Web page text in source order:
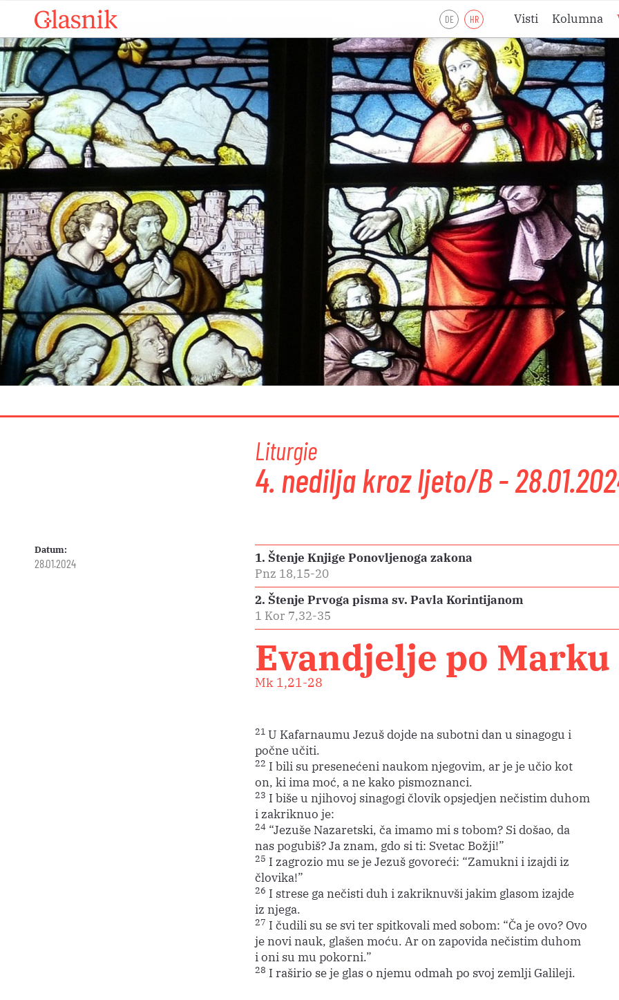
DE HR Visti Kolumna
Liturgijsko
Liturgijsko
Liturgijsko
Pobožnosti
Meditacije
Liturgie
4. nedilja kroz ljeto/B -
Datum:
28.01.2024
1. Štenje Knjige Ponovljenoga zakona
Pnz 18,15-20
2. Štenje Prvoga pisma sv. Pavla Korintijanom
1 Kor 7,32-35
Evandjelje po Marku
Mk 1,21-28
21 U Kafarnaumu Jezuš dojde na subotni dan u sinagogu i
počne učiti.
22 I bili su presenećeni naukom njegovim, ar je je učio kot
on, ki ima moć, a ne kako pismoznanci.
23 I biše u njihovoj sinagogi človik opsjedjen nečistim duhom
i zakriknuo je:
24“Jezuše Nazaretski, ča imamo mi s tobom? Si došao, da
nas pogubiš? Ja znam, gdo si ti: Svetac Božji!”
25 I zagrozio mu se je Jezuš govoreći: “Zamukni i izajdi iz
človika!”
26 I strese ga nečisti duh i zakriknuvši jakim glasom izajde
iz njega.
27 I čudili su se svi ter spitkovali med sobom: “Ča je ovo? Ovo
je novi nauk, glašen moću. Ar on zapovida nečistim duhom
i oni su mu pokorni.”
28 I raširio se je glas o njemu odmah po svoj zemlji Galileji.